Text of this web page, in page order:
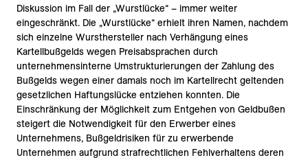
Diskussion im Fall der „Wurstlücke“ – immer weiter
eingeschränkt. Die „Wurstlücke“ erhielt ihren Namen, nachdem
sich einzelne Wursthersteller nach Verhängung eines
Kartellbußgelds wegen Preisabsprachen durch
unternehmensinterne Umstrukturierungen der Zahlung des
Bußgelds wegen einer damals noch im Kartellrecht geltenden
gesetzlichen Haftungslücke entziehen konnten. Die
Einschränkung der Möglichkeit zum Entgehen von Geldbußen
steigert die Notwendigkeit für den Erwerber eines
Unternehmens, Bußgeldrisiken für zu erwerbende
Unternehmen aufgrund strafrechtlichen Fehlverhaltens deren